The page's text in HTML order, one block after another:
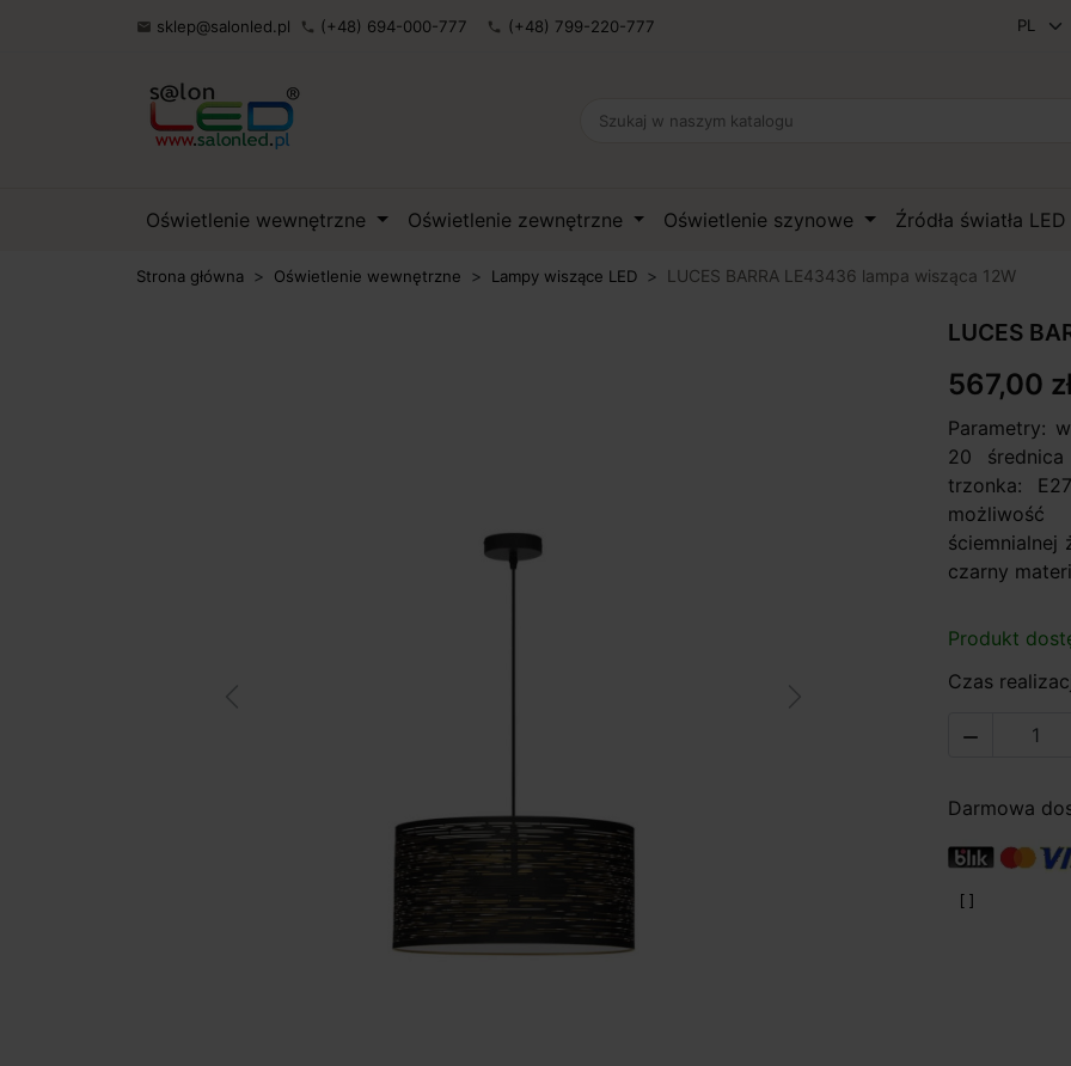
 sklep@salonled.pl phone (+48) 694-000-777 phone (+48) 799-220-777
Oświetlenie wewnętrzne Oświetlenie zewnętrzne Oświetlenie szynowe Źródła światła LED
Strona główna Oświetlenie wewnętrzne Lampy wiszące LED LUCES BARRA LE43436 lampa wisząca 12W
LUCES
567,00
Parametry:
20
trzonka:
ściemnialnej
czarny
Produkt
Czas

Darmowa